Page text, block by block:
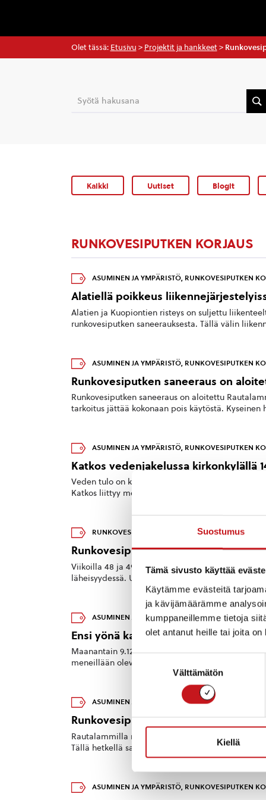
Suostumus
Tämä sivusto käyttää
Käytämme evästeitä
ja kävijämäärämme
kumppaneillemme tietoja
olet antanut heille tai joita
Välttämätön
Kiellä
Olet tässä: Etusivu > Projektit ja hankkeet>
Kaikki Uutiset Blogit
RUNKOVESIPUTKEN KORJAUS
ASUMINEN JA YMPÄRISTÖ, RUNKOVESIPUTKEN
Alatiellä poikkeus
Alatien ja Kuopiontien risteys on suljettu
runkovesiputken saneerauksesta. Tällä välin
ASUMINEN JA YMPÄRISTÖ, RUNKOVESIPUTKEN
Runkovesiputken saneeraus on
Runkovesiputken saneeraus on aloitettu
tarkoitus jättää kokonaan pois käytöstä.
ASUMINEN JA YMPÄRISTÖ, RUNKOVESIPUTKEN
Katkos vedenjakelussa kirkonkylällä
Veden tulo on katkaistuna Rautalammin
Katkos liittyy meneillään olevaan
RUNKOVESIPUTKEN KORJAUS 22.11.2019 — 06:24
Runkovesiputken korjauksen
Viikoilla 48 ja 49 runkovesiputken saneeraus
läheisyydessä. Uimalantie Alatien alkupää
ASUMINEN JA YMPÄRISTÖ,RUNKOVESIPUTKEN
Ensi yönä katkos vedenjakelussa!
Maanantain 9.12. ja tiistain 10.12. välisenä yönä
meneillään olevan runkovesiputken
ASUMINEN JA YMPÄRISTÖ ,RUNKOVESIPUTKEN
Runkovesiputken saneeraus haittaa
Rautalammilla meneillään oleva
Tällä hetkellä saneerauksen liittyviä töitä tehdään
ASUMINEN JA YMPÄRISTÖ, RUNKOVESIPUTKEN